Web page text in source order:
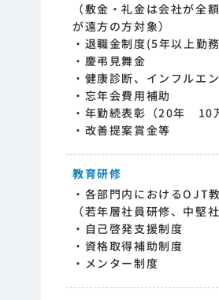
（敷金・礼金は会社が
が遠方の方対象）
・退職金制度(5年以上勤
・慶弔見舞金
・健康診断、インフルエ
・忘年会費用補助
・年勤続表彰（20年 10
・改善提案賞金等
教育研修
・各部門内におけるOJT
（若年層社員研修、中堅
・自己啓発支援制度
・資格取得補助制度
・メンター制度